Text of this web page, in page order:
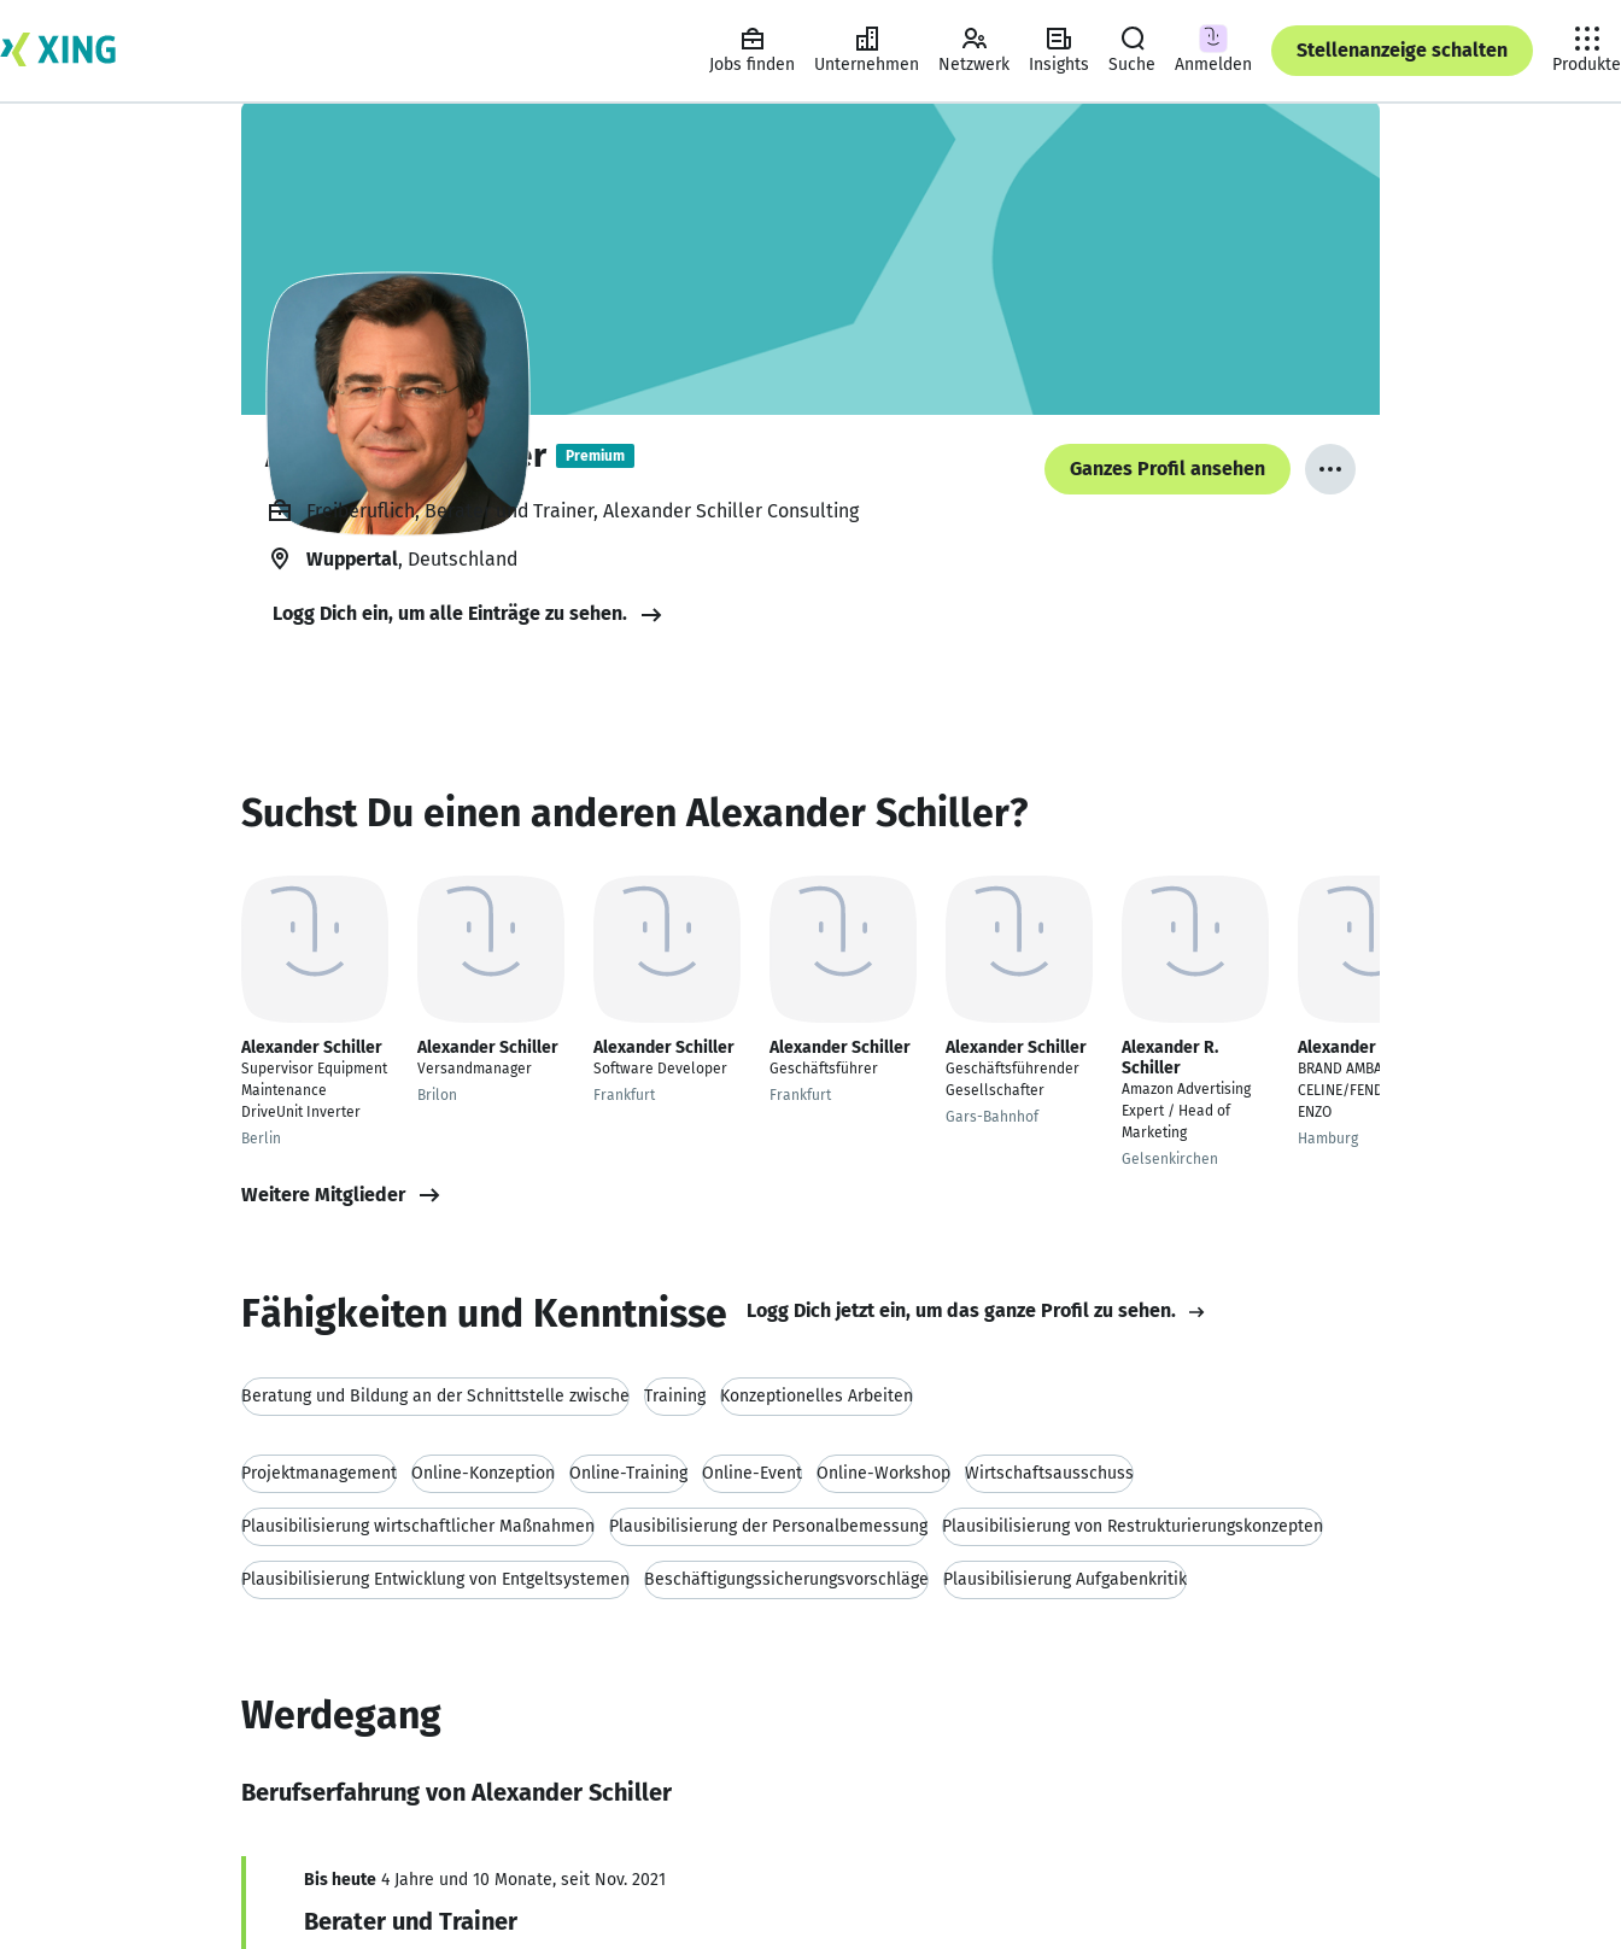
Jobs finden Unternehmen Netzwerk Insights Suche Anmelden
Stellenanzeige schalten
Produkte
Alexander Schiller Premium
Ganzes Profil ansehen
Freiberuflich, Berater und Trainer, Alexander Schiller Consulting
Wuppertal, Deutschland
Logg Dich ein, um alle Einträge zu sehen.
Suchst Du einen anderen Alexander Schiller?
Alexander Schiller
Supervisor Equipment
Maintenance
DriveUnit Inverter
Berlin
Alexander Schiller
Versandmanager
Brilon
Alexander Schiller
Software Developer
Frankfurt
Alexander Schiller
Geschäftsführer
Frankfurt
Alexander Schiller
Geschäftsführender
Gesellschafter
Gars-Bahnhof
Alexander R.
Schiller
Amazon Advertising
Expert / Head of
Marketing
Gelsenkirchen
Alexander Schiller
BRAND AMBASSADOR
CELINE/FENDI/FRED/K
ENZO
Hamburg
Weitere Mitglieder
Fähigkeiten und Kenntnisse Logg Dich jetzt ein, um das ganze Profil zu sehen.
Beratung und Bildung an der Schnittstelle zwische Training Konzeptionelles Arbeiten
Projektmanagement Online-Konzeption Online-Training Online-Event Online-Workshop Wirtschaftsausschuss
Plausibilisierung wirtschaftlicher Maßnahmen Plausibilisierung der Personalbemessung Plausibilisierung von Restrukturierungskonzepten
Plausibilisierung Entwicklung von Entgeltsystemen Beschäftigungssicherungsvorschläge Plausibilisierung Aufgabenkritik
Werdegang
Berufserfahrung von Alexander Schiller
Bis heute 4 Jahre und 10 Monate, seit Nov. 2021
Berater und Trainer